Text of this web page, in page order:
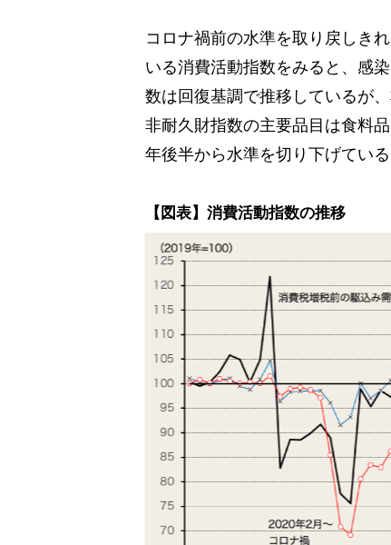
コロナ禍前の水準を取り戻しき
いる消費活動指数をみると、感
数は回復基調で推移しているが
非耐久財指数の主要品目は食料
年後半から水準を切り下げている
【図表】消費活動指数の推移